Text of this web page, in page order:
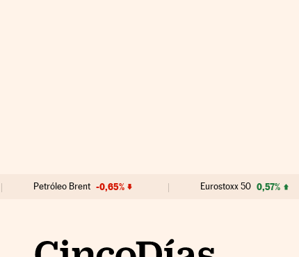
Petróleo Brent -0,65% Eurostoxx 50 0,57%